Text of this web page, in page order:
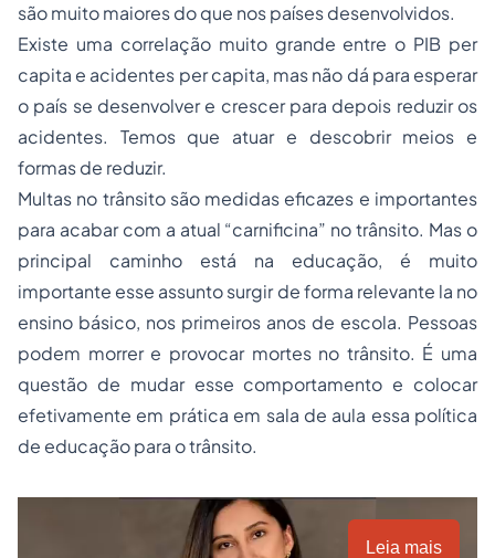
são muito maiores do que nos países desenvolvidos.
Existe uma correlação muito grande entre o PIB per
capita e acidentes per capita, mas não dá para esperar
o país se desenvolver e crescer para depois reduzir os
acidentes. Temos que atuar e descobrir meios e
formas de reduzir.
Multas no trânsito são medidas eficazes e importantes
para acabar com a atual “carnificina” no trânsito. Mas o
principal caminho está na educação, é muito
importante esse assunto surgir de forma relevante la no
ensino básico, nos primeiros anos de escola. Pessoas
podem morrer e provocar mortes no trânsito. É uma
questão de mudar esse comportamento e colocar
efetivamente em prática em sala de aula essa política
de educação para o trânsito.
Leia mais